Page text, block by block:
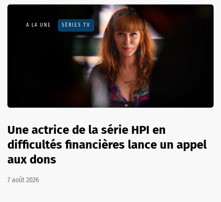
A LA UNE SÉRIES TV
Une actrice de la série HPI en
difficultés financières lance un appel
aux dons
7 août 2026